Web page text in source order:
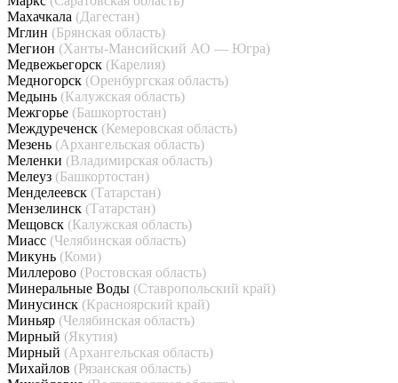
Махачкала (Дагестан)
Мглин (Брянская область)
Мегион (Ханты-Мансийский АО — Югра)
Медвежьегорск (Карелия)
Медногорск (Оренбургская область)
Медынь (Калужская область)
Межгорье (Башкортостан)
Междуреченск (Кемеровская область)
Мезень (Архангельская область)
Меленки (Владимирская область)
Мелеуз (Башкортостан)
Менделеевск (Татарстан)
Мензелинск (Татарстан)
Мещовск (Калужская область)
Миасс (Челябинская область)
Микунь (Коми)
Миллерово (Ростовская область)
Минеральные Воды (Ставропольский край)
Минусинск (Красноярский край)
Миньяр (Челябинская область)
Мирный (Якутия)
Мирный (Архангельская область)
Михайлов (Рязанская область)